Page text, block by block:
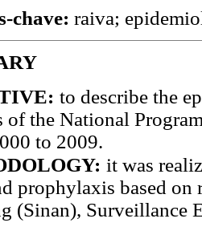
chave: raiva;
to describe the
of the National
to 2009.
it was
prophylaxis based
(Sinan), Surveillance